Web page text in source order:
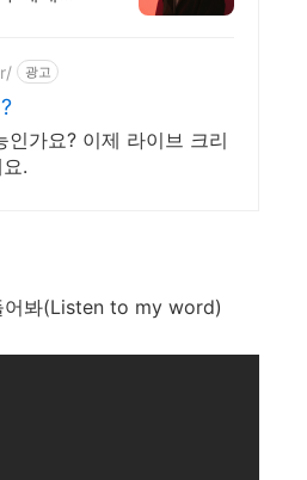
광고
인가요? 이제 라이브 크리
.
어봐(Listen to my word)